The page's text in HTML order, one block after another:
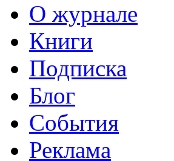
О журнале
Книги
Подписка
Блог
События
Реклама